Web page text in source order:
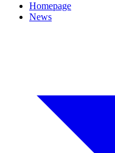
Homepage
News